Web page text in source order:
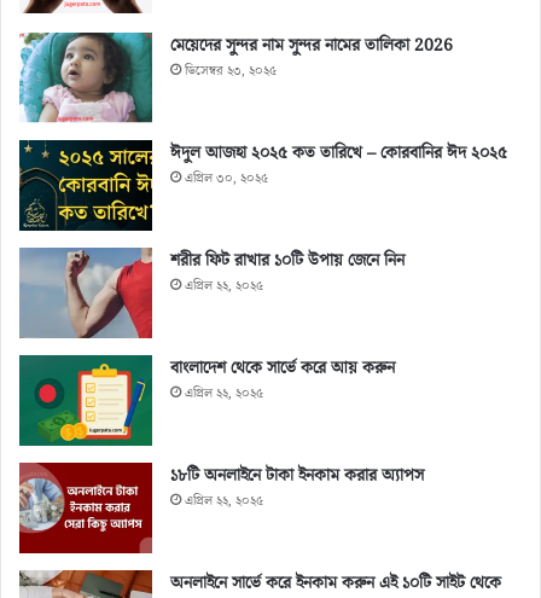
মেয়েদের সুন্দর নাম সুন্দর নামের তালিকা 2026
ডিসেম্বর ২৩, ২০২৫
ঈদুল আজহা ২০২৫ কত তারিখে – কোরবানির ঈদ ২০২৫
এপ্রিল ৩০, ২০২৫
শরীর ফিট রাখার ১০টি উপায় জেনে নিন
এপ্রিল ২২, ২০২৫
বাংলাদেশ থেকে সার্ভে করে আয় করুন
এপ্রিল ২২, ২০২৫
১৮টি অনলাইনে টাকা ইনকাম করার অ্যাপস
এপ্রিল ২২, ২০২৫
অনলাইনে সার্ভে করে ইনকাম করুন এই ১০টি সাইট থেকে